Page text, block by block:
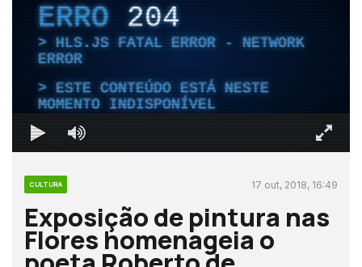
ERRO204
HLS.JS FATAL ERROR - NETWORK
ERROR
ESTE CONTEÚDO ESTÁ NESTE
MOMENTO INDISPONÍVEL
CULTURA 17 out, 2018, 16:49
Exposição de pintura nas
Flores homenageia o